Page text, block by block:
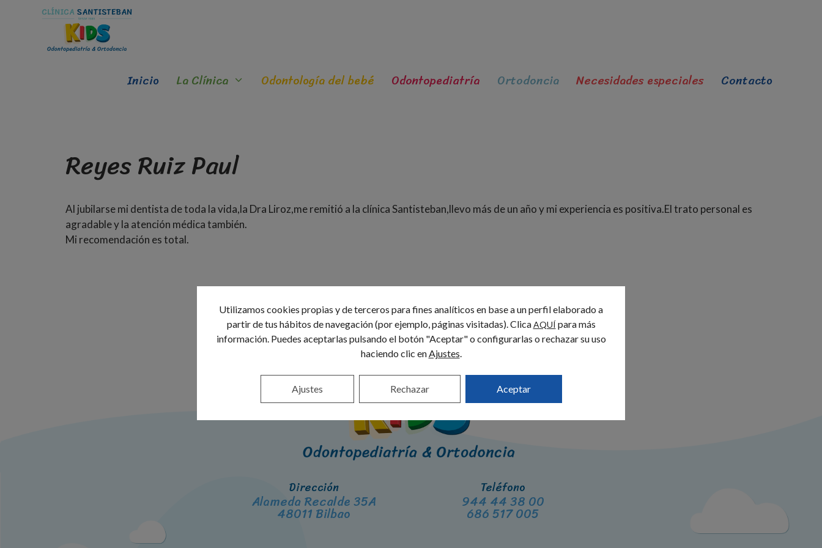
Inicio La Clínica Odontología del bebé Odontopediatría Ortodoncia Necesidades especiales Contacto
Reyes Ruiz Paul
Al jubilarse mi dentista de toda la vida,la Dra Liroz,me remitió a la clínica Santisteban,llevo más de un año y mi experiencia es positiva.El trato personal es
agradable y la atención médica también.
Mi recomendación es total.
Dirección
Alameda Recalde 35A
48011 Bilbao
Teléfono
944 44 38 00
686 517 005
Utilizamos cookies propias y de terceros para fines analíticos en base a un perfil elaborado a
partir de tus hábitos de navegación (por ejemplo, páginas visitadas). ClicaAQUÍpara más
información. Puedes aceptarlas pulsando el botón "Aceptar" o configurarlas o rechazar su uso
haciendo clic en Ajustes
Aceptar
Rechazar
Ajustes